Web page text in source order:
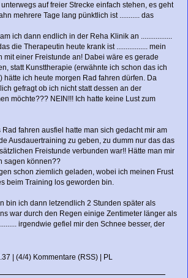
auf freier Strecke einfach stehen, es geht
mehrere Tage lang pünktlich ist ........... das
ich dann endlich in der Reha Klinik an .................
die Therapeutin heute krank ist ................. mein
mit einer Freistunde an! Dabei wäre es gerade
statt Kunsttherapie (erwähnte ich schon das ich
hätte ich heute morgen Rad fahren dürfen. Da
gefragt ob ich nicht statt dessen an der
möchte??? NEIN!!! Ich hatte keine Lust zum
Rad fahren ausfiel hatte man sich gedacht mir am
Ausdauertraining zu geben, zu dumm nur das das
Freistunde verbunden war!! Hätte man mir
sagen können??
schon ziemlich geladen, wobei ich meinen Frust
beim Training los geworden bin.
bin ich dann letzendlich 2 Stunden später als
war durch den Regen einige Zentimeter länger als
irgendwie gefiel mir den Schnee besser, der
(4/4) Kommentare (RSS) | PL